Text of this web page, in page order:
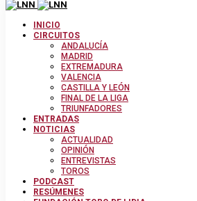
INICIO
CIRCUITOS
ANDALUCÍA
MADRID
EXTREMADURA
VALENCIA
CASTILLA Y LEÓN
FINAL DE LA LIGA
TRIUNFADORES
ENTRADAS
NOTICIAS
ACTUALIDAD
OPINIÓN
ENTREVISTAS
TOROS
PODCAST
RESÚMENES